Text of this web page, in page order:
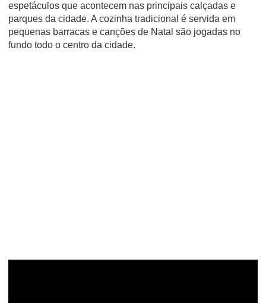
espetáculos que acontecem nas principais calçadas e
parques da cidade. A cozinha tradicional é servida em
pequenas barracas e canções de Natal são jogadas no
fundo todo o centro da cidade.